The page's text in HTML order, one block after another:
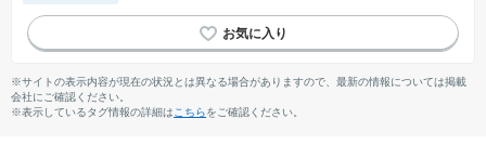
※サイトの表示内容が現在の状況とは異なる場合がありますので、最新の情報については掲載
会社にご確認ください。
※表示しているタグ情報の詳細は こちらをご確認ください。